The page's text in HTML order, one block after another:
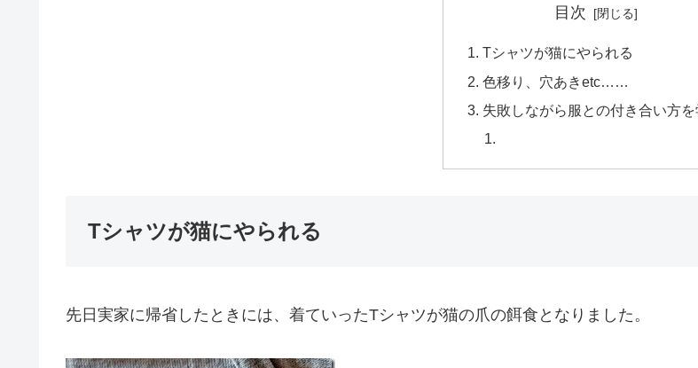
目次
Tシャツが猫にやられる
色移り、穴あきetc……
失敗しながら服との付き合い方を
Tシャツが猫にやられる
先日実家に帰省したときには、着ていったTシャツが猫の爪の餌食となりました。